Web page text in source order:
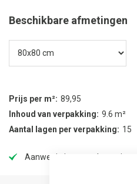
Beschikbare afmetingen
Prijs per m² 89,95
Inhoud van verpakking
9.6 m²
Aantal lagen per verpakking
15
Aanwezig in onze showtuin